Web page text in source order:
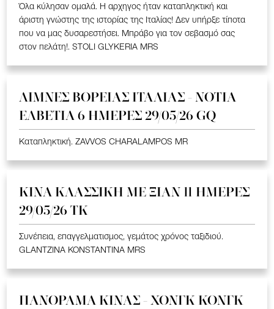
Όλα κύλησαν ομαλά. Η αρχηγος ήταν καταπληκτική και
άριστη γνώστης της ιστορίας της Ιταλίας! Δεν υπήρξε τίποτα
που να μας δυσαρεστήσει. Μπράβο για τον σεβασμό σας
στον πελάτη!. STOLI GLYKERIA MRS
ΛΙΜΝΕΣ ΒΟΡΕΙΑΣ ΙΤΑΛΙΑΣ - ΝΟΤΙΑ
ΕΛΒΕΤΙΑ 6 ΗΜΕΡΕΣ 29/05/26 GQ
Καταπληκτική. ZAVVOS CHARALAMPOS MR
ΚΙΝΑ KΛΑΣΣΙΚΗ ME ΞΙΑΝ 11 ΗΜΕΡΕΣ
29/05/26 ΤΚ
Συνέπεια, επαγγελματισμος, γεμάτος χρόνος ταξιδιού.
GLANTZINA KONSTANTINA MRS
ΠΑΝΟΡΑΜΑ ΚΙΝΑΣ - ΧΟΝΓΚ ΚΟΝΓΚ